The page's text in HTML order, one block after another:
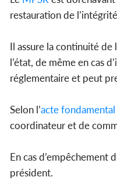
restauration de
Il assure la continuité de
l’état, de même en cas
réglementaire et peut
Selon l’acte fondamental
coordinateur et de
En cas
président.